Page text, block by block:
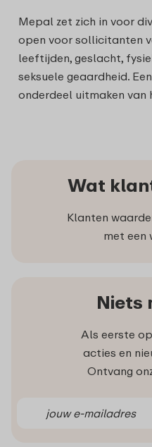
Mepal zet zich in voor
open voor sollicitanten
leeftijden, geslacht,
seksuele geaardheid.
onderdeel uitmaken
Wat
Klanten
met een
Niets
Als eerste
acties en
Ontvang